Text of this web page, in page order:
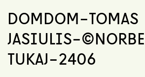
DOMDOM-TOMAS
JASIULIS-
TUKAJ-2406